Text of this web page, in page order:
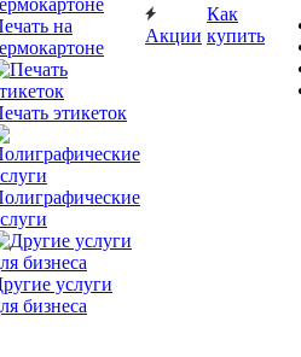
на
этикеток
услуги
бизнеса
Акции
Как
купить